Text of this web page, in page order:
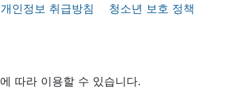
개인정보 취급방침
청소년 보호 정책
에 따라 이용할 수 있습니다.